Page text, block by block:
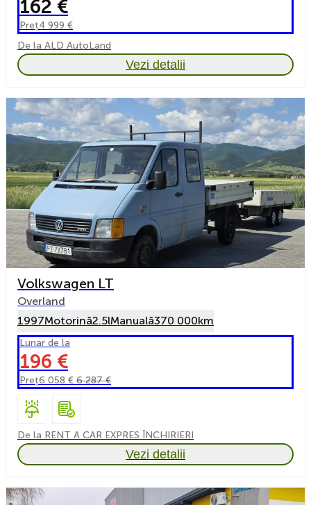
162 €
Preț4 999 €
De la ALD AutoLand
Vezi detalii
Volkswagen LT
Overland
1997Motorină2.5lManuală370 000km
Lunar de la
196 €
Preț6 058 € 6 287 €
De la RENT A CAR EXPRES ÎNCHIRIERI
Vezi detalii